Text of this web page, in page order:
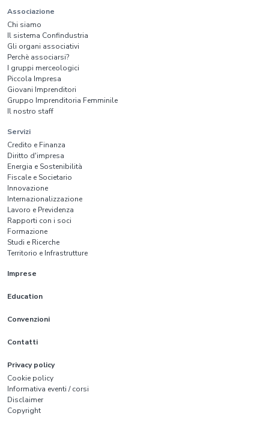
Associazione
Chi siamo
Il sistema Confindustria
Gli organi associativi
Perchè associarsi?
I gruppi merceologici
Piccola Impresa
Giovani Imprenditori
Gruppo Imprenditoria Femminile
Il nostro staff
Servizi
Credito e Finanza
Diritto d'impresa
Energia e Sostenibilità
Fiscale e Societario
Innovazione
Internazionalizzazione
Lavoro e Previdenza
Rapporti con i soci
Formazione
Studi e Ricerche
Territorio e Infrastrutture
Imprese
Education
Convenzioni
Contatti
Privacy policy
Cookie policy
Informativa eventi / corsi
Disclaimer
Copyright